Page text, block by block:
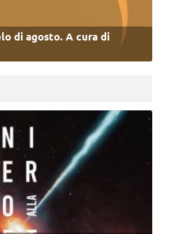
di agosto. A cura di